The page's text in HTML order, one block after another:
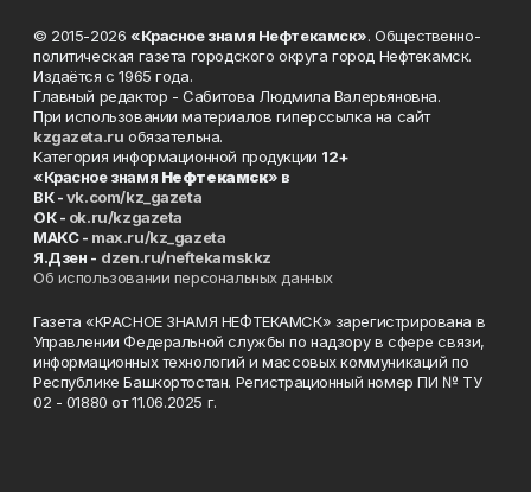
© 2015-2026 «Красное знамя Нефтекамск». Общественно-
политическая газета городского округа город Нефтекамск.
Издаётся с 1965 года.
Главный редактор - Сабитова Людмила Валерьяновна.
При использовании материалов гиперссылка на сайт
kzgazeta.ru обязательна.
Категория информационной продукции 12+
«Красное знамя Нефтекамск» в
ВК -vk.com/kz_gazeta
ОК - ok.ru/kzgazeta
MAKC - max.ru/kz_gazeta
Я.Дзен - dzen.ru/neftekamskkz
Об использовании персональных данных
Газета «КРАСНОЕ ЗНАМЯ НЕФТЕКАМСК» зарегистрирована в
Управлении Федеральной службы по надзору в сфере связи,
информационных технологий и массовых коммуникаций по
Республике Башкортостан. Регистрационный номер ПИ № ТУ
02 - 01880 от 11.06.2025 г.